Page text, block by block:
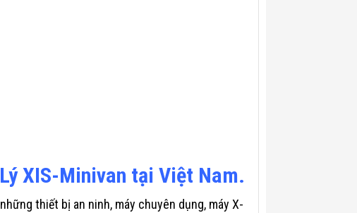
XIS-Minivan tại Việt Nam.
thiết bị an ninh, máy chuyên dụng, máy X-